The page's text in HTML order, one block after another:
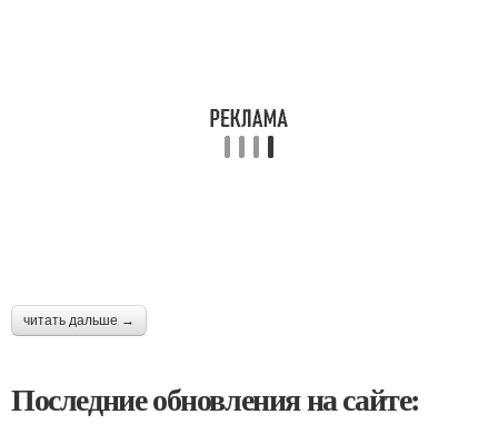
читать дальше →
Последние обновления на сайте: